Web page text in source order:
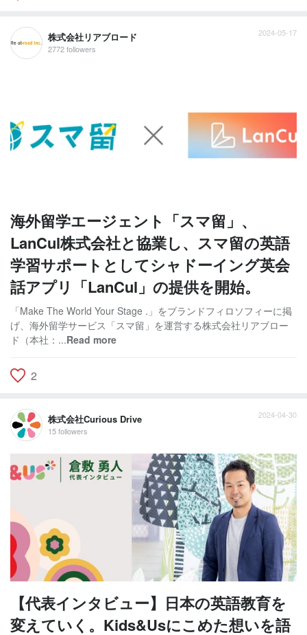
株式会社リアブロード
2772 followers
2024-05-17
海外留学エージェント「スマ留」、
LanCul株式会社と協業し、スマ留の英語
学習サポートとしてシャドーイング英会
話アプリ「LanCul」の提供を開始。
「Make The World Your Stage .」をブランドフィロソフィーに掲
げ、海外留学サービス「スマ留」を運営する株式会社リアブロー
ド（本社：...Read more
2
株式会社Curious Drive
15 followers
2024-04-30
【代表インタビュー】日本の英語教育を
変えていく。Kids&Usにこめた想いを語